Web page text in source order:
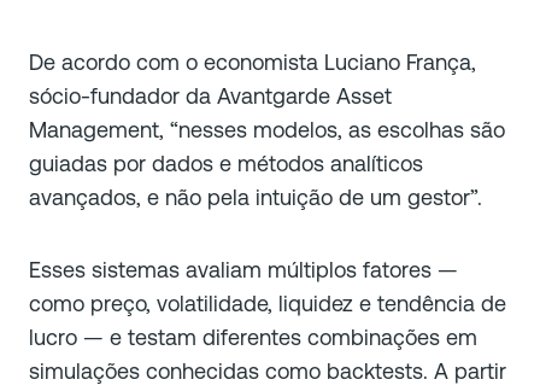
De acordo com o economista Luciano França,
sócio-fundador da Avantgarde Asset
Management, “nesses modelos, as escolhas são
guiadas por dados e métodos analíticos
avançados, e não pela intuição de um gestor”.
Esses sistemas avaliam múltiplos fatores —
como preço, volatilidade, liquidez e tendência de
lucro — e testam diferentes combinações em
simulações conhecidas como backtests. A partir